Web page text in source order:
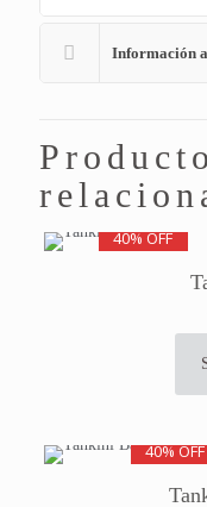
Información
40% OFF
Las
40% OFF